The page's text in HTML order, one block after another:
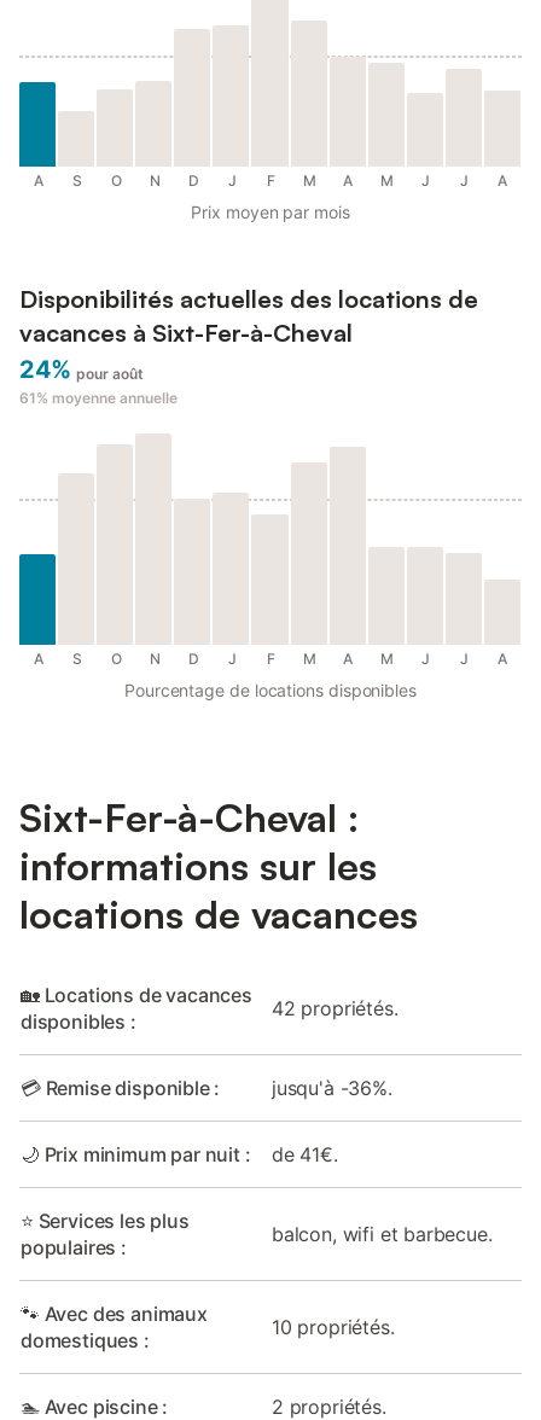
A S O N D J F M A M J J A
Prix moyen par mois
Disponibilités actuelles des locations de
vacances à Sixt-Fer-à-Cheval
24% pour août
61% moyenne annuelle
A S O N D J F M A M J J A
Pourcentage de locations disponibles
Sixt-Fer-à-Cheval :
informations sur les
locations de vacances
🏡 Locations de vacances
disponibles :
42 propriétés.
💳 Remise disponible : jusqu'à -36%.
🌙 Prix minimum par nuit : de 41€.
⭐ Services les plus
populaires :
balcon, wifi et barbecue.
🐾 Avec des animaux
domestiques :
10 propriétés.
🏊 Avec piscine : 2 propriétés.